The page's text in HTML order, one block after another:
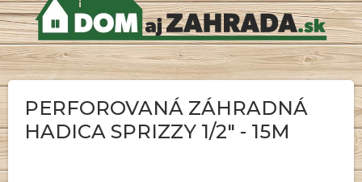
PERFOROVANÁ ZÁHRADNÁ
HADICA SPRIZZY 1/2" - 15M